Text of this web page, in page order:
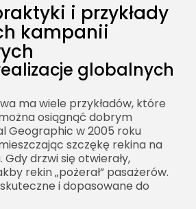
i przykłady
kampanii
globalnych
ma wiele przykładów, które
osiągnąć dobrym
Geographic w 2005 roku
szczękę rekina na
drzwi się otwierały,
rekin „pożerał” pasażerów.
i dopasowane do